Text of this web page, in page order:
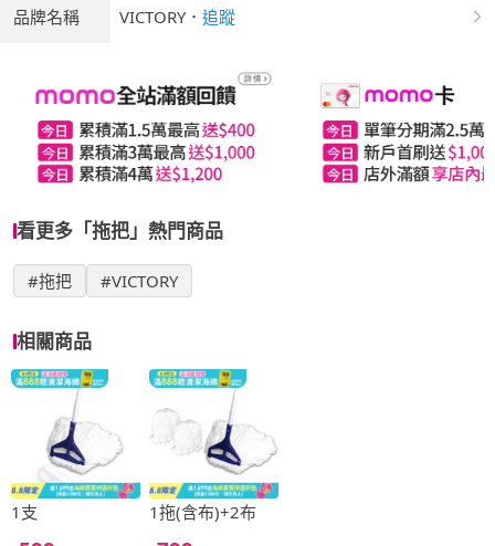
品牌名稱 VICTORY ． 追蹤
看更多「拖把」熱門商品
#拖把 #VICTORY
相關商品
1支 1拖(含布)+2布